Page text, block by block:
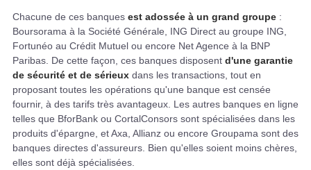
Chacune de ces banques est adossée à un grand groupe :
Boursorama à la Société Générale, ING Direct au groupe ING,
Fortunéo au Crédit Mutuel ou encore Net Agence à la BNP
Paribas. De cette façon, ces banques disposent d'une garantie
de sécurité et de sérieux dans les transactions, tout en
proposant toutes les opérations qu'une banque est censée
fournir, à des tarifs très avantageux. Les autres banques en ligne
telles que BforBank ou CortalConsors sont spécialisées dans les
produits d'épargne, et Axa, Allianz ou encore Groupama sont des
banques directes d'assureurs. Bien qu'elles soient moins chères,
elles sont déjà spécialisées.